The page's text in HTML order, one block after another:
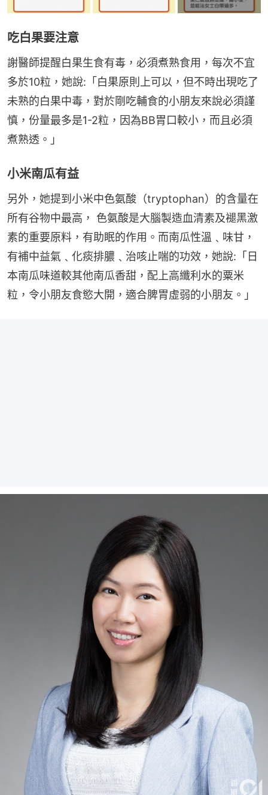
吃白果要注意
謝醫師提醒白果生食有毒，必須煮熟食用，每次不宜
多於10粒，她說:「白果原則上可以，但不時出現吃了
未熟的白果中毒，對於剛吃輔食的小朋友來說必須謹
慎，份量最多是1-2粒，因為BB胃口較小，而且必須
煮熟透。」
小米南瓜有益
另外，她提到小米中色氨酸（tryptophan）的含量在
所有谷物中最高， 色氨酸是大腦製造血清素及褪黑激
素的重要原料，有助眠的作用。而南瓜性溫﹑味甘，
有補中益氣﹑化痰排膿﹑治咳止喘的功效，她說:「日
本南瓜味道較其他南瓜香甜，配上高纖利水的粟米
粒，令小朋友食慾大開，適合脾胃虛弱的小朋友。」